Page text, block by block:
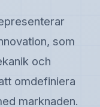
som
och
omdefiniera
marknaden.